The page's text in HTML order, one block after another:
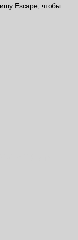
Escape, чтобы